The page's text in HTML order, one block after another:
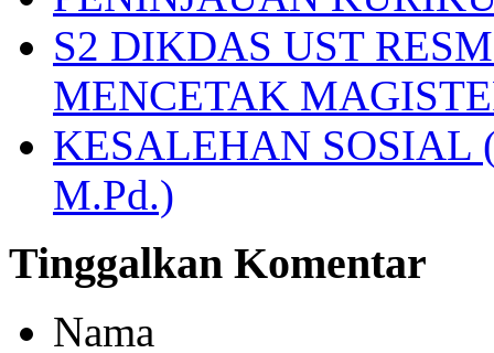
S2 DIKDAS UST
MENCETAK
KESALEHAN SOSIAL
M.Pd.)
Tinggalkan Komentar
Nama